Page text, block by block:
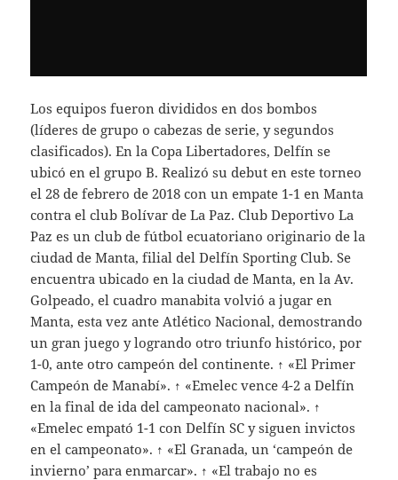
Los equipos fueron divididos en dos bombos
(líderes de grupo o cabezas de serie, y segundos
clasificados). En la Copa Libertadores, Delfín se
ubicó en el grupo B. Realizó su debut en este torneo
el 28 de febrero de 2018 con un empate 1-1 en Manta
contra el club Bolívar de La Paz. Club Deportivo La
Paz es un club de fútbol ecuatoriano originario de la
ciudad de Manta, filial del Delfín Sporting Club. Se
encuentra ubicado en la ciudad de Manta, en la Av.
Golpeado, el cuadro manabita volvió a jugar en
Manta, esta vez ante Atlético Nacional, demostrando
un gran juego y logrando otro triunfo histórico, por
1-0, ante otro campeón del continente. ↑ «El Primer
Campeón de Manabí». ↑ «Emelec vence 4-2 a Delfín
en la final de ida del campeonato nacional». ↑
«Emelec empató 1-1 con Delfín SC y siguen invictos
en el campeonato». ↑ «El Granada, un ‘campeón de
invierno’ para enmarcar». ↑ «El trabajo no es